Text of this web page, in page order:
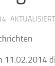
· AKTUALISIERT
11.02.2014